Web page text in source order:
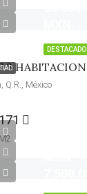
DESTACADO
Q.R., México
M2